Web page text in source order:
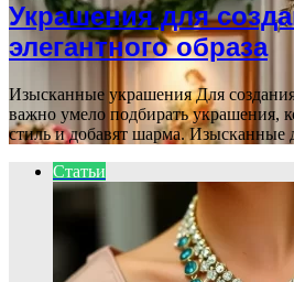
Украшения для
элегантного образа
Изысканные украшения Для создания
важно умело подбирать украшения,
стиль и добавят шарма. Изысканные
Статьи